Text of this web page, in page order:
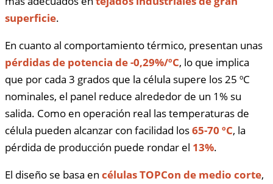
superficie.
En cuanto al comportamiento térmico, presentan unas
pérdidas de potencia de -0,29%/ºC, lo que implica
que por cada 3 grados que la célula supere los 25 ºC
nominales, el panel reduce alrededor de un 1% su
salida. Como en operación real las temperaturas de
célula pueden alcanzar con facilidad los65-70 ºC, la
pérdida de producción puede rondar el 13%.
El diseño se basa en células TOPCon de medio corte,